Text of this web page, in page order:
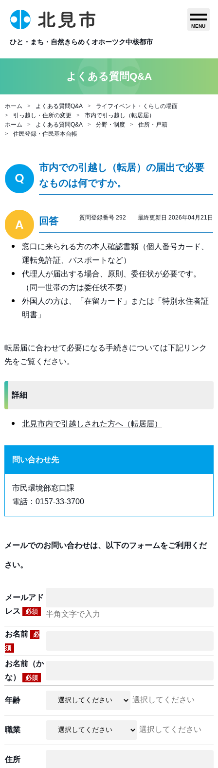
ひと・まち・自然きらめくオホーツク中核都市
MENU
よくある質問Q&A
ホーム よくある質問Q&A
ライフイベント・くらしの場面
引っ越し・住所の変更
市内で引っ越し（転居届）
ホーム
よくある質問Q&A 分野・制度
住所・戸籍
住民登録・住民基本台帳
市内での引越し（転居）の届出で必要
なものは何ですか。
回答 質問登録番号 292 最終更新日 2026年04月21日
窓口に来られる方の本人確認書類（個人番号カード、
運転免許証、パスポートなど）
代理人が届出する場合、原則、委任状が必要です。
（同一世帯の方は委任状不要）
外国人の方は、「在留カード」または「特別永住者証
明書」
転居届に合わせて必要になる手続きについては下記リンク
先をご覧ください。
詳細
北見市内で引越しされた方へ（転居届）
問い合わせ先
市民環境部窓口課
電話：0157-33-3700
メールでのお問い合わせは、以下のフォームをご利用くだ
さい。
メールアド
レス
必須 半角文字で入力
お名前
必
須
お名前（か
な）
必須
年齢 選択してください
職業 選択してください
住所